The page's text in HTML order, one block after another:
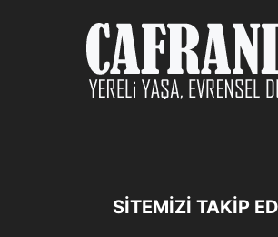
SITEMIZI TAKIP